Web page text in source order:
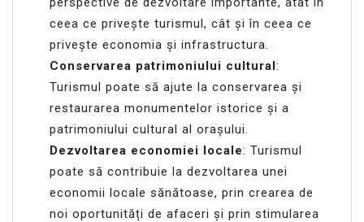
ceea ce privește turismul, cât și în ceea ce
privește economia și infrastructura.
Conservarea patrimoniului cultural:
Turismul poate să ajute la conservarea și
restaurarea monumentelor istorice și a
patrimoniului cultural al orașului.
Dezvoltarea economiei locale: Turismul
poate să contribuie la dezvoltarea unei
economii locale sănătoase, prin crearea de
noi oportunități de afaceri și prin stimularea